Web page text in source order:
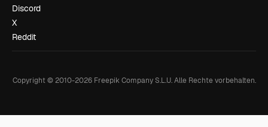
Discord
X
Reddit
Copyright © 2010-2026Freepik Company S.L.U. Alle Rechte vorbehalten.